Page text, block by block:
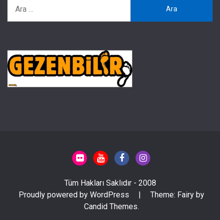
Tüm Hakları Saklıdır - 2008
Proudly powered by WordPress
|
Theme: Fairy by
Candid Themes.